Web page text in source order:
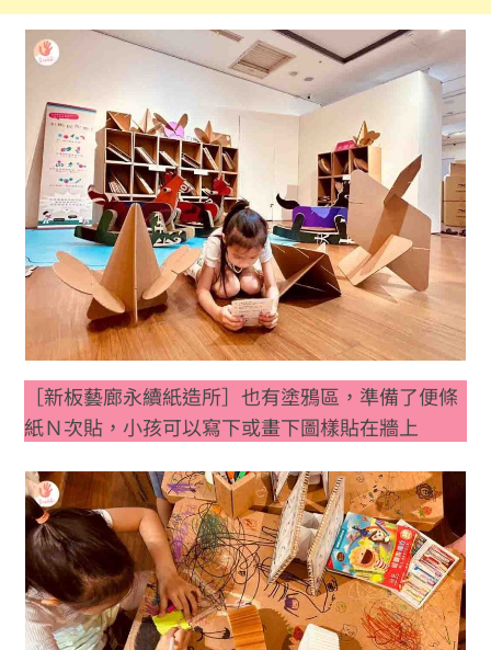
［新板藝廊永續紙造所］也有塗鴉區，準備了便條
紙Ｎ次貼，小孩可以寫下或畫下圖樣貼在牆上